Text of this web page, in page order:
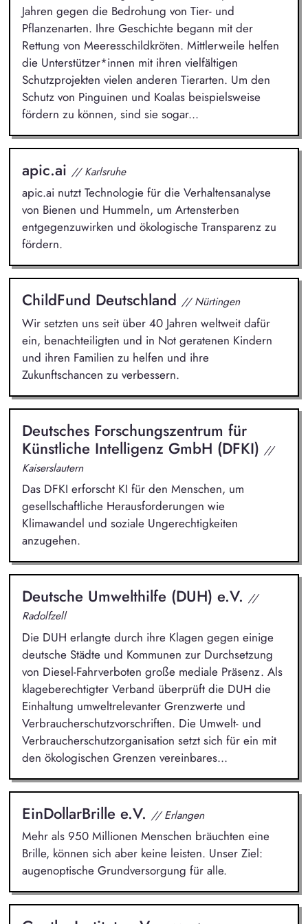
Jahren gegen die Bedrohung von Tier- und
Pflanzenarten. Ihre Geschichte begann mit der
Rettung von Meeresschildkröten. Mittlerweile helfen
die Unterstützer*innen mit ihren vielfältigen
Schutzprojekten vielen anderen Tierarten. Um den
Schutz von Pinguinen und Koalas beispielsweise
fördern zu können, sind sie sogar...
apic.ai // Karlsruhe
apic.ai nutzt Technologie für die Verhaltensanalyse
von Bienen und Hummeln, um Artensterben
entgegenzuwirken und ökologische Transparenz zu
fördern.
ChildFund Deutschland // Nürtingen
Wir setzten uns seit über 40 Jahren weltweit dafür
ein, benachteiligten und in Not geratenen Kindern
und ihren Familien zu helfen und ihre
Zukunftschancen zu verbessern.
Deutsches Forschungszentrum für
Künstliche Intelligenz GmbH (DFKI) //
Kaiserslautern
Das DFKI erforscht KI für den Menschen, um
gesellschaftliche Herausforderungen wie
Klimawandel und soziale Ungerechtigkeiten
anzugehen.
Deutsche Umwelthilfe (DUH) e.V. //
Radolfzell
Die DUH erlangte durch ihre Klagen gegen einige
deutsche Städte und Kommunen zur Durchsetzung
von Diesel-Fahrverboten große mediale Präsenz. Als
klageberechtigter Verband überprüft die DUH die
Einhaltung umweltrelevanter Grenzwerte und
Verbraucherschutzvorschriften. Die Umwelt- und
Verbraucherschutzorganisation setzt sich für ein mit
den ökologischen Grenzen vereinbares...
EinDollarBrille e.V. // Erlangen
Mehr als 950 Millionen Menschen bräuchten eine
Brille, können sich aber keine leisten. Unser Ziel:
augenoptische Grundversorgung für alle.